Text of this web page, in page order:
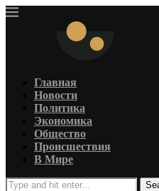
Главная
Новости
Политика
Экономика
Общество
Происшествия
В Мире